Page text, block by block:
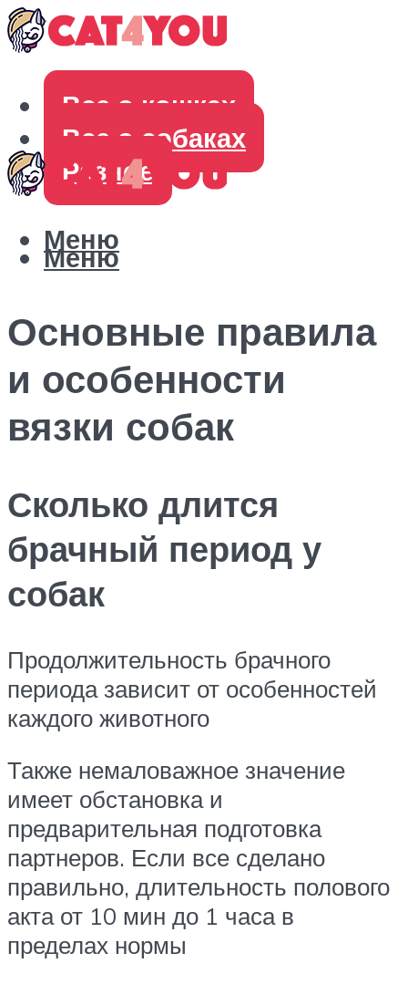
Все о кошках
Все о собаках
Разное
Меню
Меню
Основные правила
и особенности
вязки собак
Сколько длится
брачный период у
собак
Продолжительность брачного
периода зависит от особенностей
каждого животного
Также немаловажное значение
имеет обстановка и
предварительная подготовка
партнеров. Если все сделано
правильно, длительность полового
акта от 10 мин до 1 часа в
пределах нормы